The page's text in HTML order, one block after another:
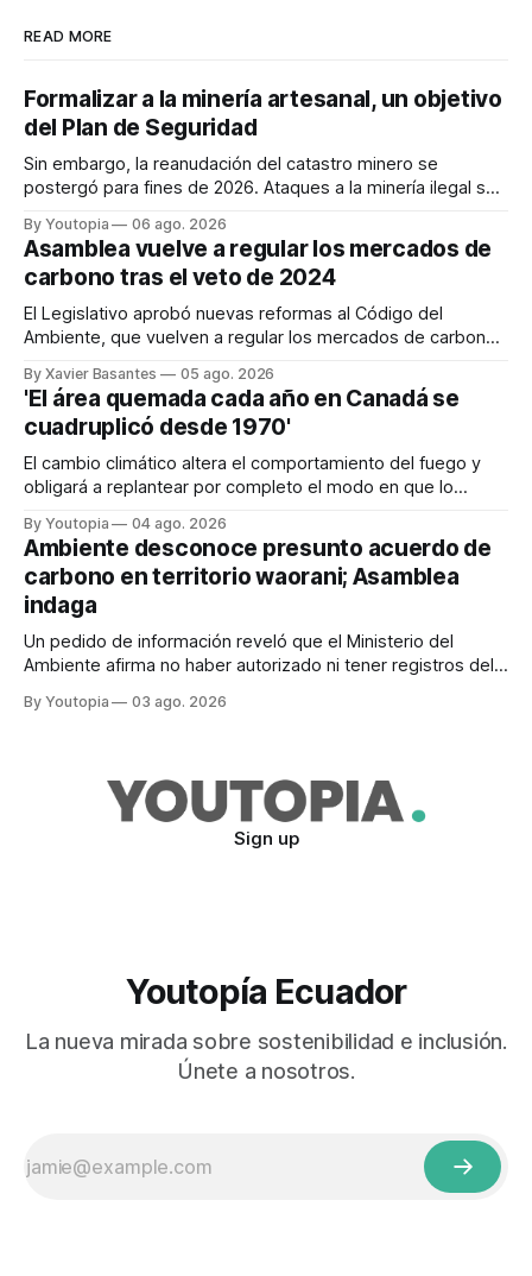
READ MORE
Formalizar a la minería artesanal, un objetivo
del Plan de Seguridad
Sin embargo, la reanudación del catastro minero se
postergó para fines de 2026. Ataques a la minería ilegal se
By Youtopia 06 ago. 2026
Asamblea vuelve a regular los mercados de
carbono tras el veto de 2024
El Legislativo aprobó nuevas reformas al Código del
Ambiente, que vuelven a regular los mercados de carbono,
By Xavier Basantes 05 ago. 2026
'El área quemada cada año en Canadá se
cuadruplicó desde 1970'
El cambio climático altera el comportamiento del fuego y
obligará a replantear por completo el modo en que lo
By Youtopia 04 ago. 2026
Ambiente desconoce presunto acuerdo de
carbono en territorio waorani; Asamblea
indaga
Un pedido de información reveló que el Ministerio del
Ambiente afirma no haber autorizado ni tener registros del
By Youtopia 03 ago. 2026
Sign up
Youtopía Ecuador
La nueva mirada sobre sostenibilidad e inclusión.
Únete a nosotros.